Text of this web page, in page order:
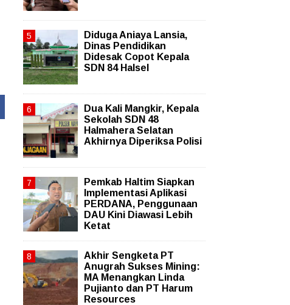
Diduga Aniaya Lansia,
Dinas Pendidikan
Didesak Copot Kepala
SDN 84 Halsel
Dua Kali Mangkir, Kepala
Sekolah SDN 48
Halmahera Selatan
Akhirnya Diperiksa Polisi
Pemkab Haltim Siapkan
Implementasi Aplikasi
PERDANA, Penggunaan
DAU Kini Diawasi Lebih
Ketat
Akhir Sengketa PT
Anugrah Sukses Mining:
MA Menangkan Linda
Pujianto dan PT Harum
Resources